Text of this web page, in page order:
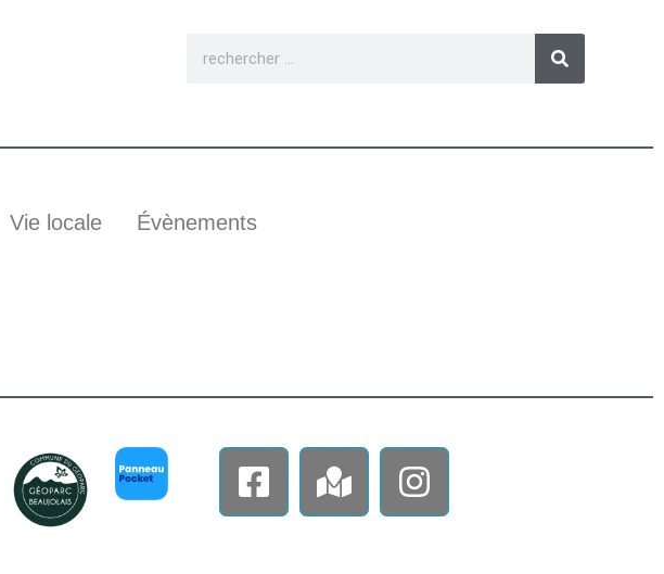
Vie locale Évènements